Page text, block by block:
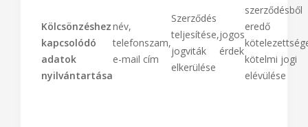
Kölcsönzéshez
kapcsolódó
adatok
nyilvántartása
név,
telefonszam,
e-mail cím
Szerződés
teljesítése,
jogviták
elkerülése
jogos
érdek
szerződésből
eredő
kötelmi jogi
elévülése